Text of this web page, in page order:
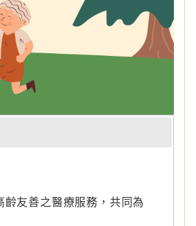
友善之醫療服務，共同為